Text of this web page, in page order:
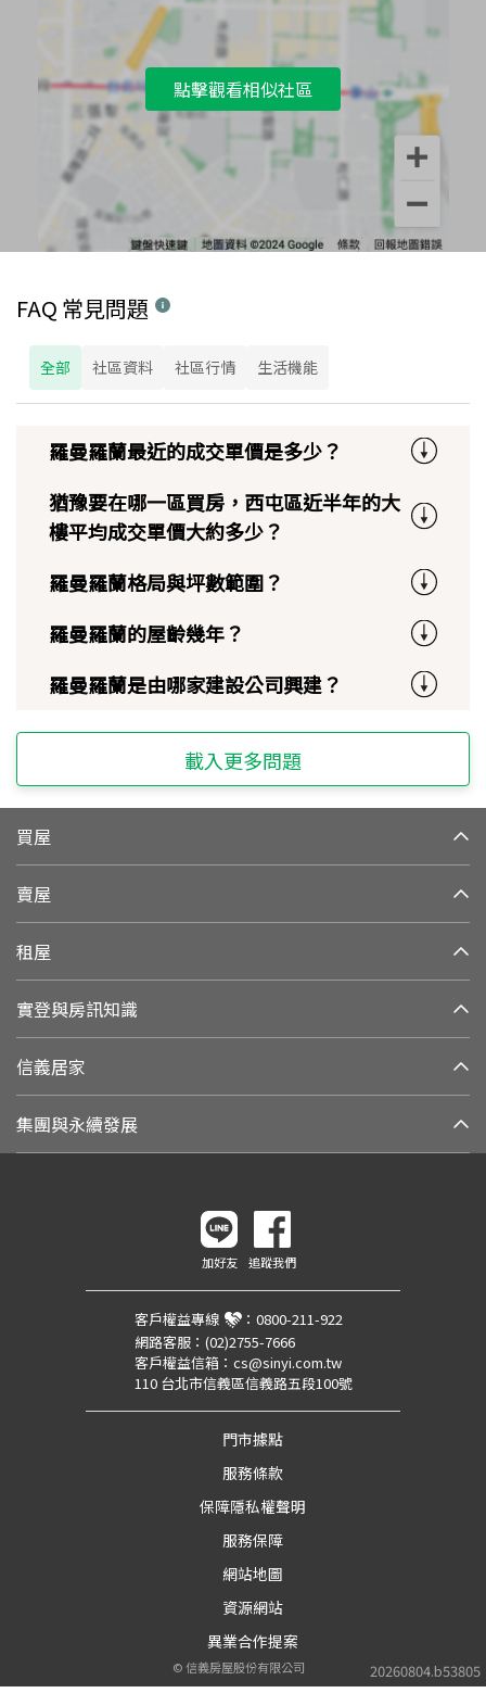
點擊觀看相似社區
FAQ 常見問題
全部 社區資料 社區行情 生活機能
羅曼羅蘭最近的成交單價是多少？
猶豫要在哪一區買房，西屯區近半年的大
樓平均成交單價大約多少？
羅曼羅蘭格局與坪數範圍？
羅曼羅蘭的屋齡幾年？
羅曼羅蘭是由哪家建設公司興建？
載入更多問題
買屋
賣屋
租屋
實登與房訊知識
信義居家
集團與永續發展
20260804.b53805
加好友 追蹤我們
客戶權益專線 ： 0800-211-922
網路客服： (02)2755-7666
客戶權益信箱： cs@sinyi.com.tw
110 台北市信義區信義路五段100號
門市據點
服務條款
保障隱私權聲明
服務保障
網站地圖
資源網站
異業合作提案
©信義房屋股份有限公司